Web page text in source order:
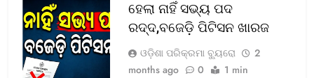
ହେଲା ନାହିଁ ସଭ୍ୟ ପଦ
ରଦ୍ଦ,ବଜେଡ଼ି ପିଟିସନ ଖାରଜ
ଓଡ଼ିଶା ପରିକ୍ରମା ବ୍ୟୁରୋ
2
months ago
0 1 min